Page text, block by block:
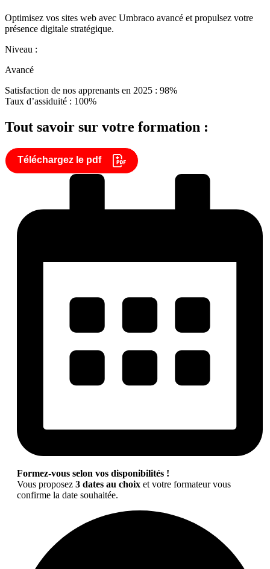
Optimisez vos sites web avec Umbraco avancé et propulsez votre
présence digitale stratégique.
Niveau :
Avancé
Satisfaction de nos apprenants en 2025 : 98%
Taux d’assiduité : 100%
Tout savoir sur votre formation :
Téléchargez le pdf
Formez-vous selon vos disponibilités !
Vous proposez 3 dates au choix et votre formateur vous
confirme la date souhaitée.